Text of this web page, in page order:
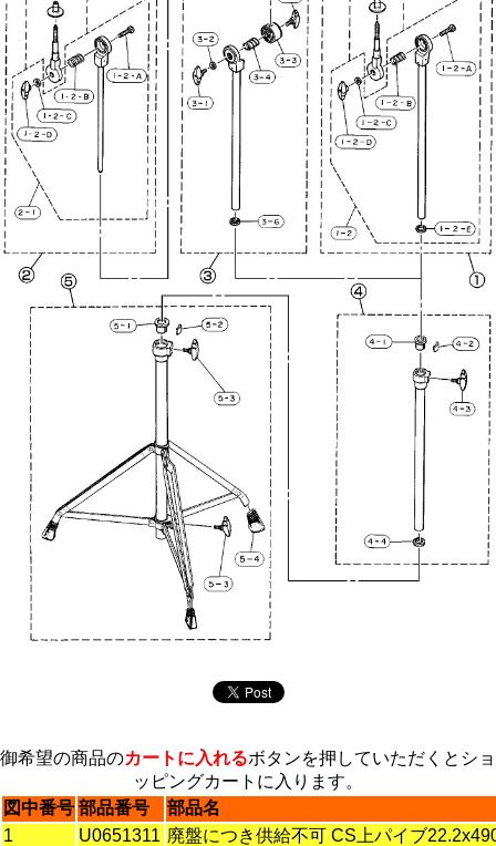
御希望の商品のカートに入れるボタンを押していただくとショ
ッピングカートに入ります。
図中番号 部品番号
部品名
1
U0651311 廃盤につき供給不可 CS上パイブ